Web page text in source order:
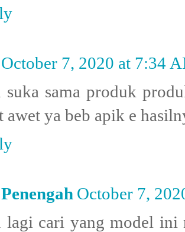
October 7, 2020 at 7:34
suka sama produk
awet ya beb apik e
October 7,
lagi cari yang model ini